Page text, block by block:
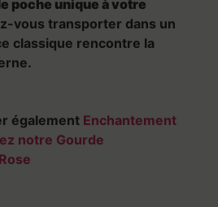
poche unique à votre
vous transporter dans un
classique rencontre la
également Enchantement
notre Gourde